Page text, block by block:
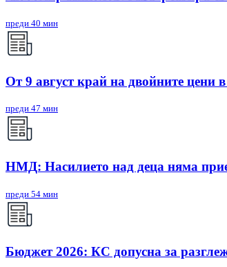
преди 40 мин
От 9 август край на двойните цени
преди 47 мин
НМД: Насилието над деца няма
преди 54 мин
Бюджет 2026: КС допусна за